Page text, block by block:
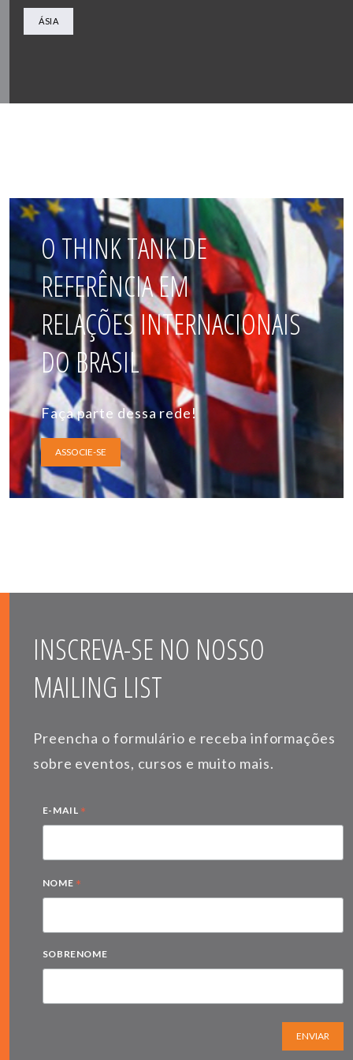
ÁSIA
O THINK TANK DE
REFERÊNCIA EM
RELAÇÕES INTERNACIONAIS
DO BRASIL
Faça parte dessa rede!
ASSOCIE-SE
INSCREVA-SE NO NOSSO
MAILING LIST
Preencha o formulário e receba informações
sobre eventos, cursos e muito mais.
E-MAIL *
NOME *
SOBRENOME
ENVIAR